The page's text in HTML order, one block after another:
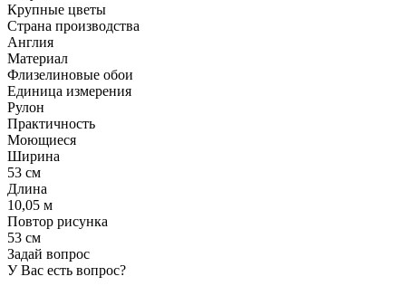
Крупные цветы
Страна производства
Англия
Материал
Флизелиновые обои
Единица измерения
Рулон
Практичность
Моющиеся
Ширина
53 см
Длина
10,05 м
Повтор рисунка
53 см
Задай вопрос
У Вас есть вопрос?